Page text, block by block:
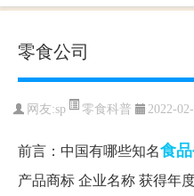
零食公司
网友:sp 零食科普 2022-
前言：中国有哪些知名食品
产品商标 企业名称 获得年